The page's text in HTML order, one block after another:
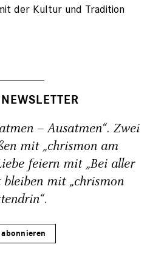
der Kultur und Tradition
– Ausatmen“. Zwei
mit „chrismon am
feiern mit „Bei aller
mit „chrismon